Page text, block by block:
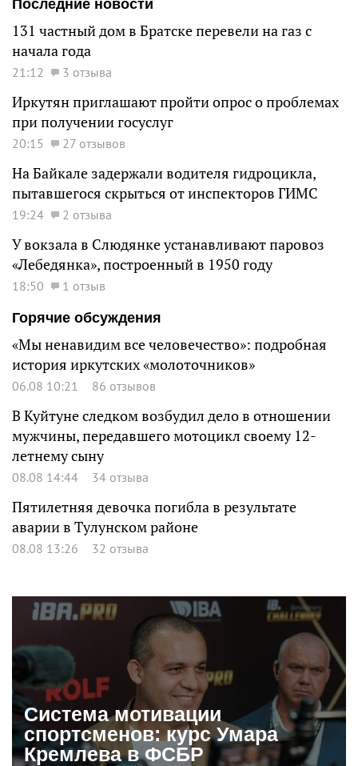
Последние новости
131 частный дом в Братске перевели на газ с
начала года
21:12 3 отзыва
Иркутян приглашают пройти опрос о проблемах
при получении госуслуг
20:15 27 отзывов
На Байкале задержали водителя гидроцикла,
пытавшегося скрыться от инспекторов ГИМС
19:24 2 отзыва
У вокзала в Слюдянке устанавливают паровоз
«Лебедянка», построенный в 1950 году
18:50
1 отзыв
Горячие обсуждения
«Мы ненавидим все человечество»: подробная
история иркутских «молоточников»
06.08 10:21 86 отзывов
В Куйтуне следком возбудил дело в отношении
мужчины, передавшего мотоцикл своему 12-
летнему сыну
08.08 14:44 34 отзыва
Пятилетняя девочка погибла в результате
аварии в Тулунском районе
08.08 13:26 32 отзыва
Система мотивации
спортсменов: курс Умара
Кремлева в ФСБР